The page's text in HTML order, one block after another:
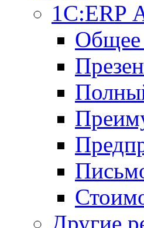
1С:ERP
Общее